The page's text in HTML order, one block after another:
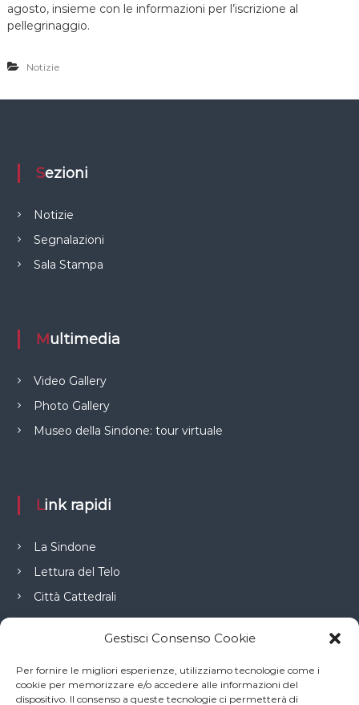
Gestisci Consenso Cookie
Per fornire le migliori esperienze, utilizziamo tecnologie come i
cookie per memorizzare e/o accedere alle informazioni del
dispositivo. Il consenso a queste tecnologie ci permetterà di
agosto, insieme con le informazioni per l’iscrizione al
pellegrinaggio.
Notizie
Sezioni
Notizie
Segnalazioni
Sala Stampa
Multimedia
Video Gallery
Photo Gallery
Museo della Sindone: tour virtuale
Link rapidi
La Sindone
Lettura del Telo
Città Cattedrali
Connessioni